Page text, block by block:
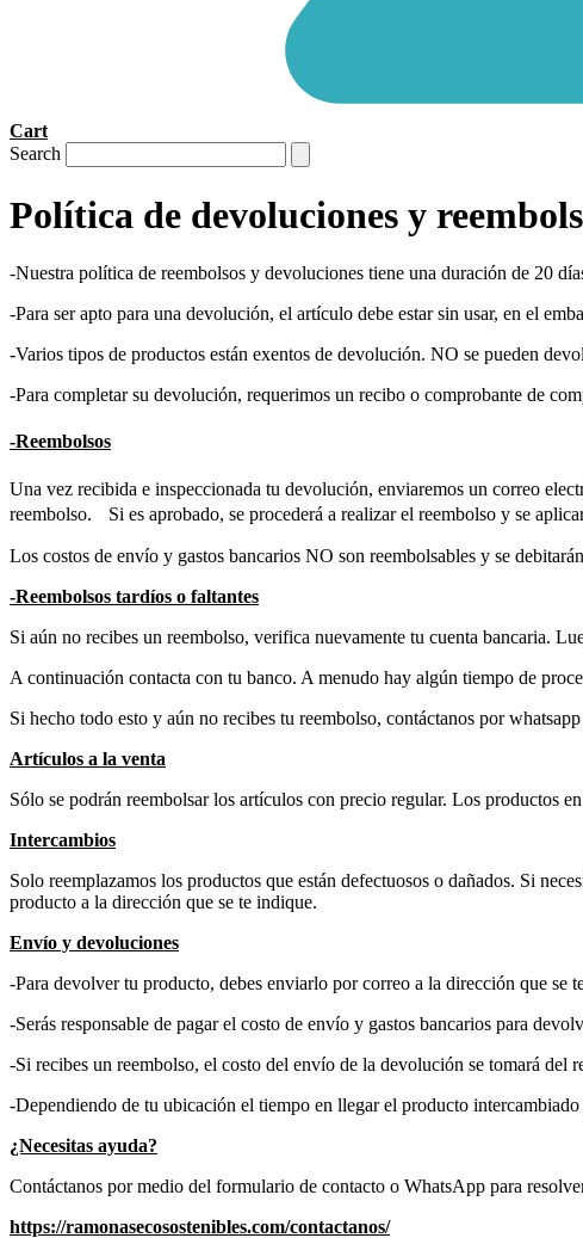
Cart
Search
Política de devoluciones y
-Nuestra política de reembolsos y devoluciones tiene una duración de 20
-Para ser apto para una devolución, el artículo debe estar sin usar, en el
-Varios tipos de productos están exentos de devolución. NO se pueden
-Para completar su devolución, requerimos un recibo o comprobante de
-Reembolsos
Una vez recibida e inspeccionada tu devolución, enviaremos un correo
reembolso. Si es aprobado, se procederá a realizar el reembolso y se
Los costos de envío y gastos bancarios NO son reembolsables y se
-Reembolsos tardíos o faltantes
Si aún no recibes un reembolso, verifica nuevamente tu cuenta bancaria.
A continuación contacta con tu banco. A menudo hay algún tiempo de
Si hecho todo esto y aún no recibes tu reembolso, contáctanos por
Artículos a la venta
Sólo se podrán reembolsar los artículos con precio regular. Los productos
Intercambios
Solo reemplazamos los productos que están defectuosos o dañados. Si
producto a la dirección que se te indique.
Envío y devoluciones
-Para devolver tu producto, debes enviarlo por correo a la dirección que se
-Serás responsable de pagar el costo de envío y gastos bancarios para
-Si recibes un reembolso, el costo del envío de la devolución se tomará del
-Dependiendo de tu ubicación el tiempo en llegar el producto intercambiado
¿Necesitas ayuda?
Contáctanos por medio del formulario de contacto o WhatsApp para
https://ramonasecosostenibles.com/contactanos/